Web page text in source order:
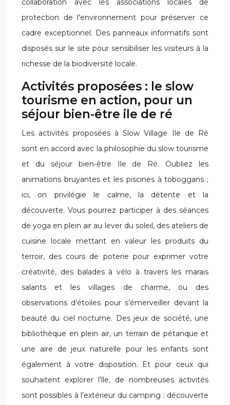
collaboration avec les associations locales de
protection de l’environnement pour préserver ce
cadre exceptionnel. Des panneaux informatifs sont
disposés sur le site pour sensibiliser les visiteurs à la
richesse de la biodiversité locale.
Activités proposées : le slow
tourisme en action, pour un
séjour bien-être ile de ré
Les activités proposées à Slow Village Ile de Ré
sont en accord avec la philosophie du slow tourisme
et du séjour bien-être Ile de Ré. Oubliez les
animations bruyantes et les piscines à toboggans ;
ici, on privilégie le calme, la détente et la
découverte. Vous pourrez participer à des séances
de yoga en plein air au lever du soleil, des ateliers de
cuisine locale mettant en valeur les produits du
terroir, des cours de poterie pour exprimer votre
créativité, des balades à vélo à travers les marais
salants et les villages de charme, ou des
observations d’étoiles pour s’émerveiller devant la
beauté du ciel nocturne. Des jeux de société, une
bibliothèque en plein air, un terrain de pétanque et
une aire de jeux naturelle pour les enfants sont
également à votre disposition. Et pour ceux qui
souhaitent explorer l’île, de nombreuses activités
sont possibles à l’extérieur du camping : découverte